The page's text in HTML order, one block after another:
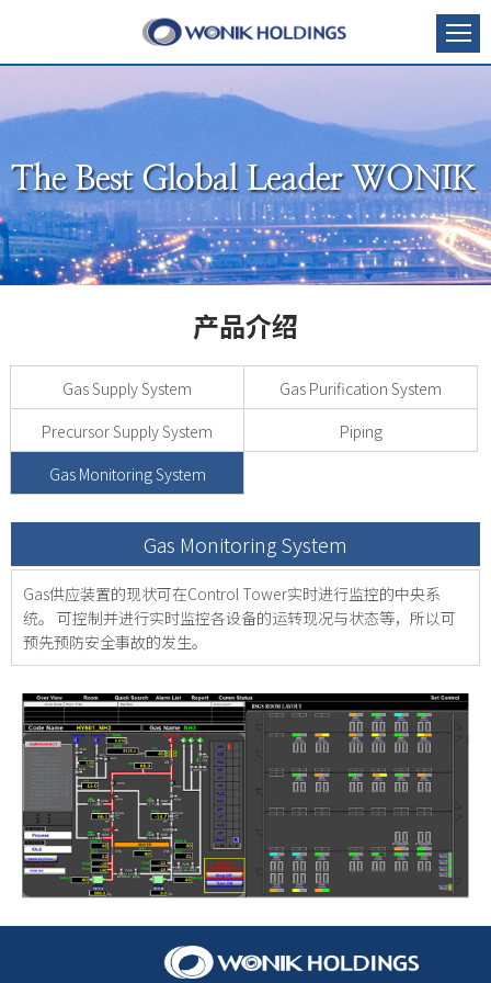
产品介绍
Gas Supply System
Gas Purification System
Precursor Supply System
Piping
Gas Monitoring System
Gas Monitoring System
Gas供应装置的现状可在Control Tower实时进行监控的中央系
统。 可控制并进行实时监控各设备的运转现况与状态等，所以可
预先预防安全事故的发生。